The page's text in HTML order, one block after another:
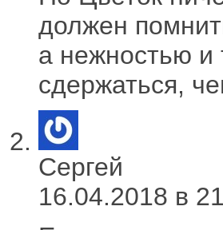
должен
а нежностью
сдержаться,
Сергей
16.04.2018 в